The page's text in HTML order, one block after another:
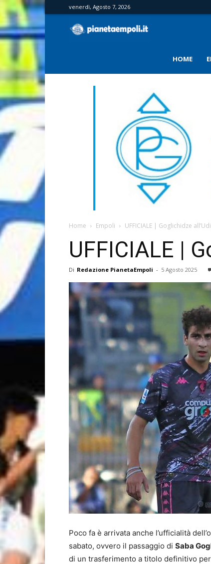
venerdì, Agosto 7, 2026
HOME
Home Empoli UFFICIALE | Goglichidze
UFFICIALE |
Di Redazione PianetaEmpoli - 5 Agosto 2025
Poco fa è arrivata anche l’ufficialità
sabato, ovvero il passaggio di Saba
di un trasferimento a titolo definitivo